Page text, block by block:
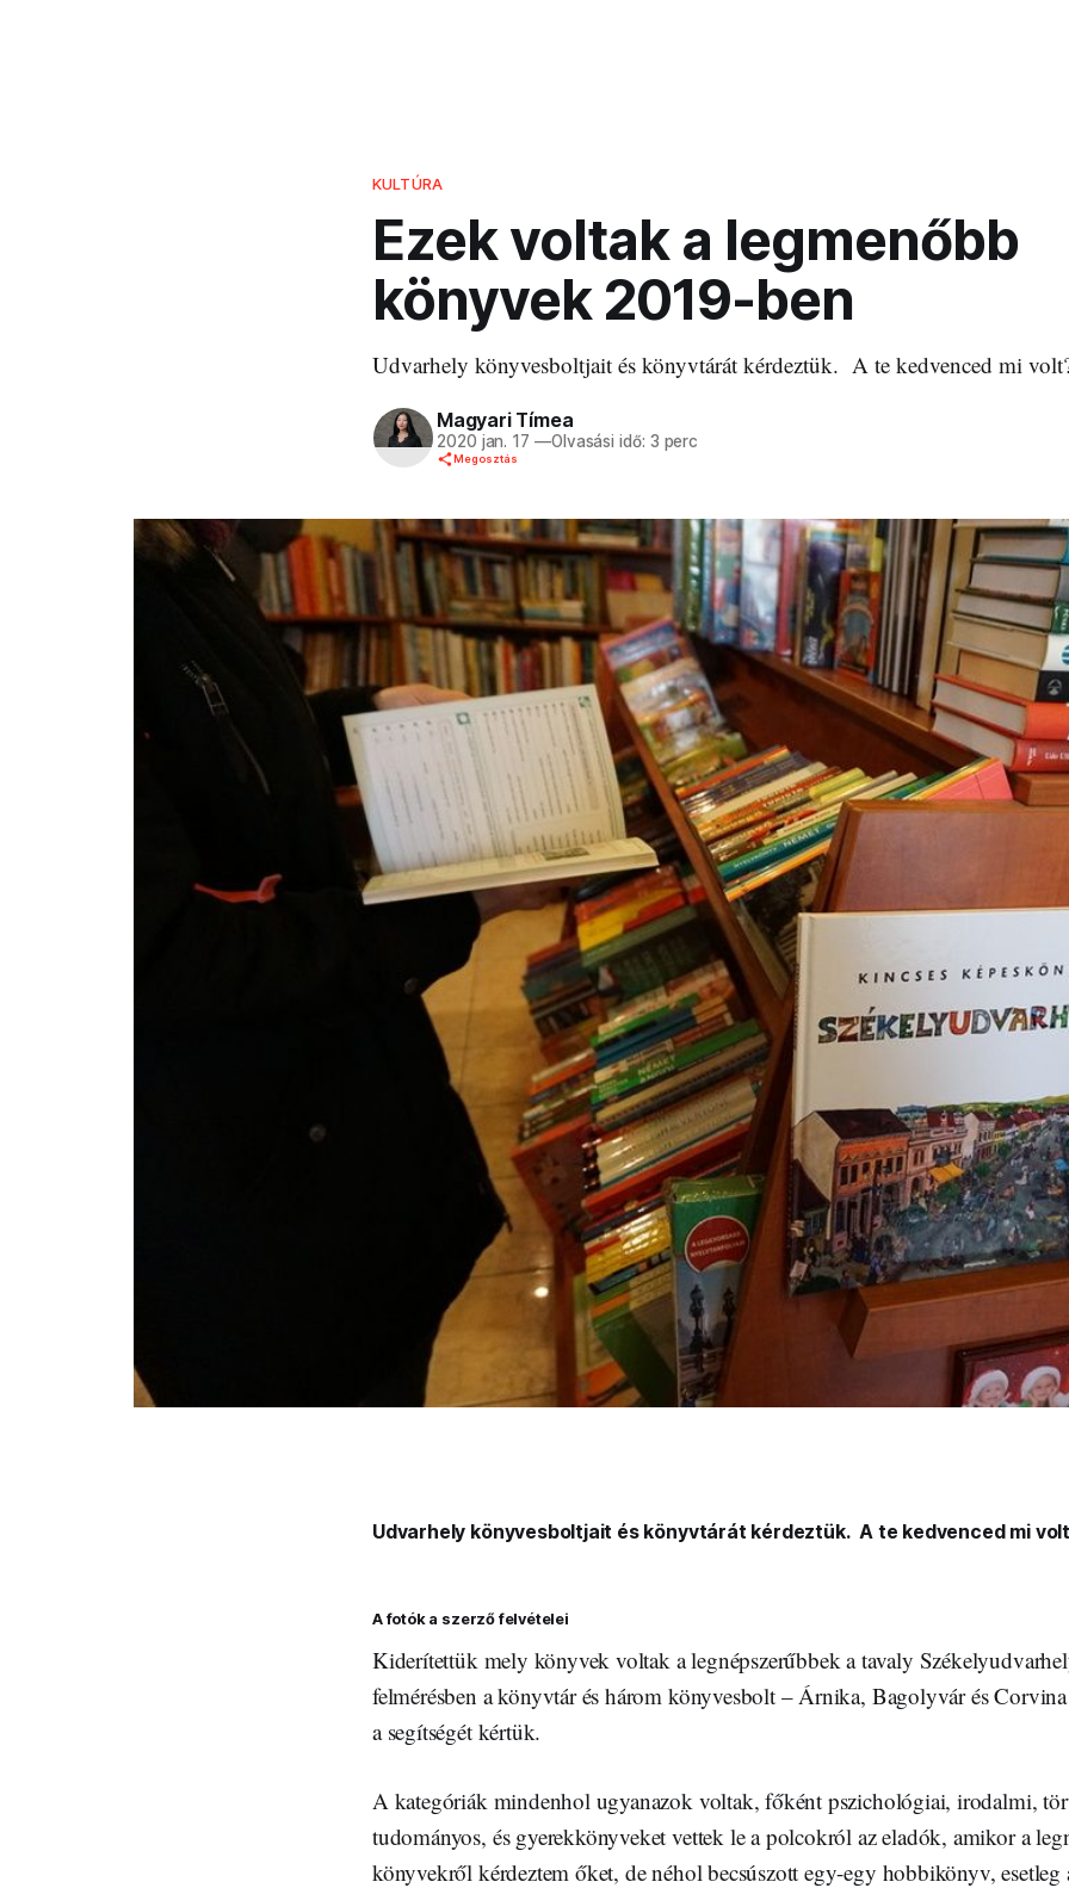
KULTÚRA
Ezek voltak a legmenőbb
könyvek 2019-ben
Udvarhely könyvesboltjait és könyvtárát kérdeztük. A te kedvenced mi
Magyari Tímea
2020 jan. 17 —Olvasási idő: 3 perc
Megosztás
Udvarhely könyvesboltjait és könyvtárát kérdeztük. A te kedvenced mi
A fotók a szerző felvételei
Kiderítettük mely könyvek voltak a legnépszerűbbek a tavaly
felmérésben a könyvtár és három könyvesbolt – Árnika, Bagolyvár és
a segítségét kértük.
A kategóriák mindenhol ugyanazok voltak, főként pszichológiai, irodalmi,
tudományos, és gyerekkönyveket vettek le a polcokról az eladók, amikor a
könyvekről kérdeztem őket, de néhol becsúszott egy-egy hobbikönyv, esetleg